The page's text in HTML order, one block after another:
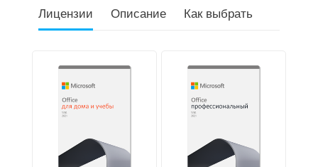
Лицензии Описание Как выбрать